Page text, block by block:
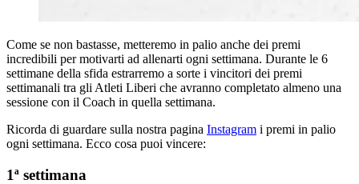
Come se non bastasse, metteremo in palio anche dei premi
incredibili per motivarti ad allenarti ogni settimana. Durante le 6
settimane della sfida estrarremo a sorte i vincitori dei premi
settimanali tra gli Atleti Liberi che avranno completato almeno una
sessione con il Coach in quella settimana.
Ricorda di guardare sulla nostra pagina Instagram i premi in palio
ogni settimana. Ecco cosa puoi vincere:
1ª settimana